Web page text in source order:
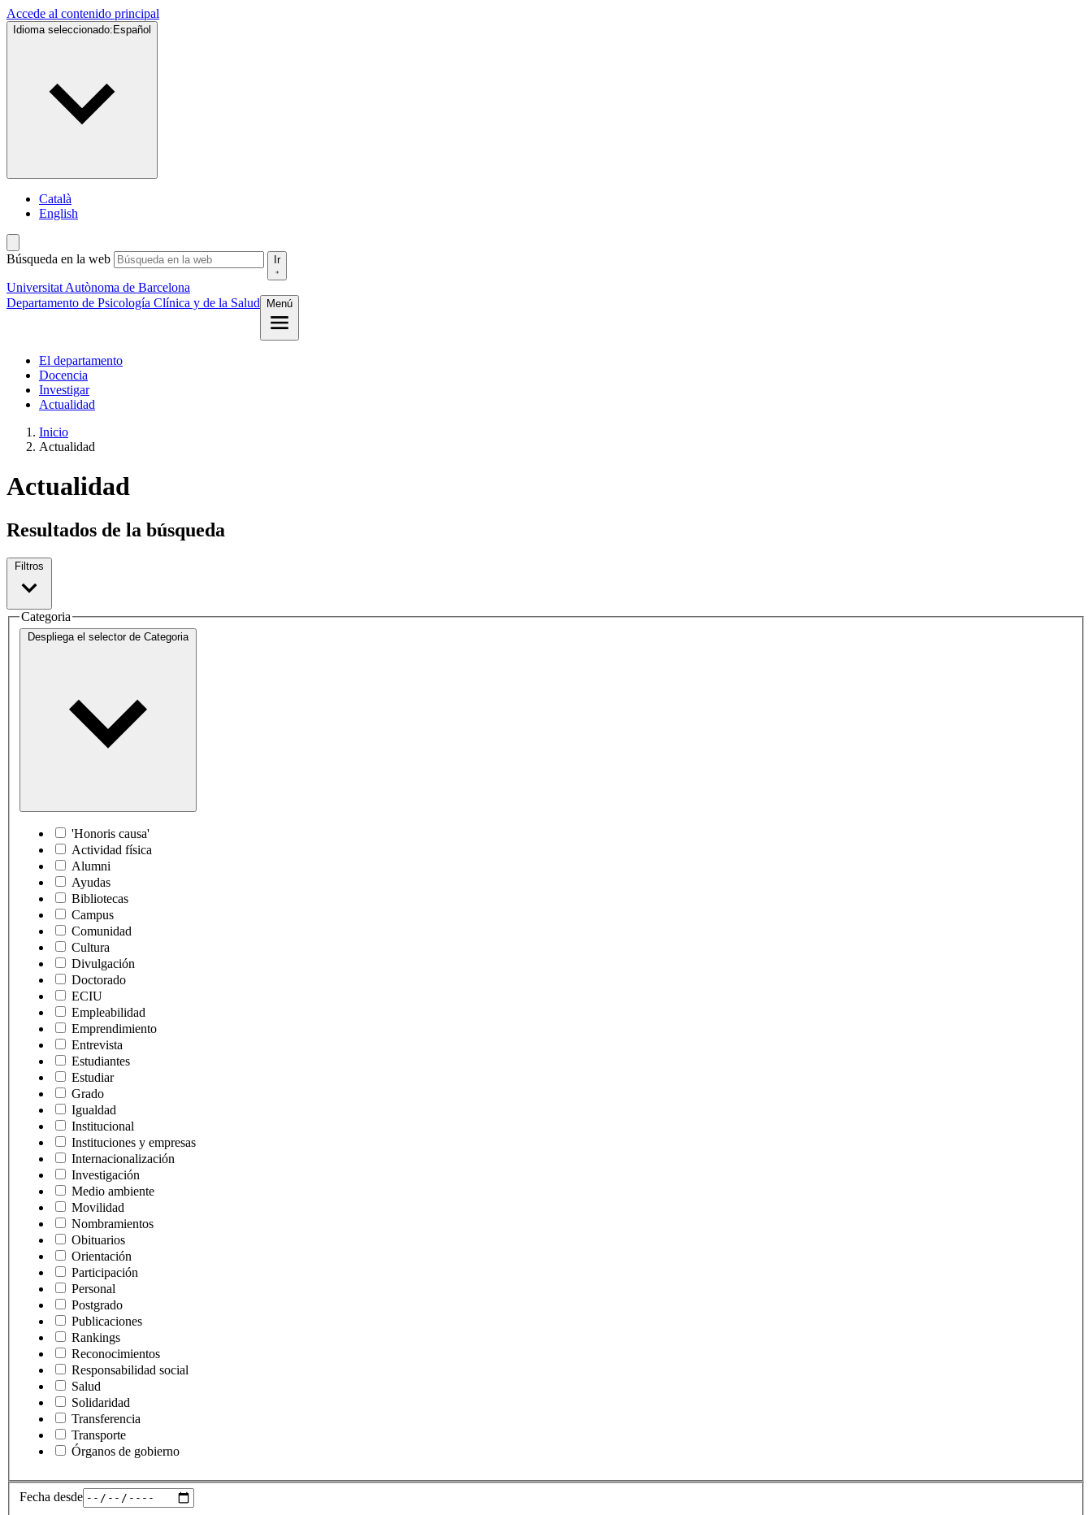
Accede al contenido principal
Idioma seleccionado: Español
Català
English
Búsqueda en la web Ir
Universitat Autònoma de Barcelona
Departamento de Psicología Clínica y de la Salud
Menú
El departamento
Docencia
Investigar
Actualidad
Inicio
Actualidad
Actualidad
Resultados de la búsqueda
Filtros
Categoria
Despliega el selector de Categoria
'Honoris causa'
Actividad física
Alumni
Ayudas
Bibliotecas
Campus
Comunidad
Cultura
Divulgación
Doctorado
ECIU
Empleabilidad
Emprendimiento
Entrevista
Estudiantes
Estudiar
Grado
Igualdad
Institucional
Instituciones y empresas
Internacionalización
Investigación
Medio ambiente
Movilidad
Nombramientos
Obituarios
Orientación
Participación
Personal
Postgrado
Publicaciones
Rankings
Reconocimientos
Responsabilidad social
Salud
Solidaridad
Transferencia
Transporte
Órganos de gobierno
Fecha desde